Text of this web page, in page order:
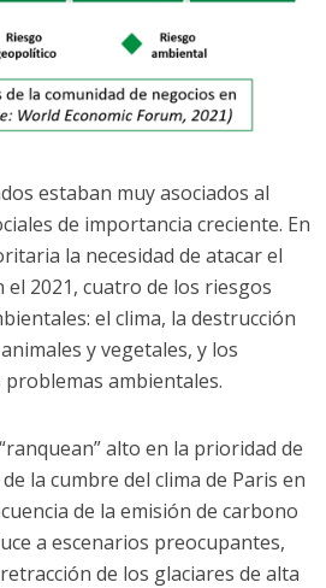
estaban muy asociados al
de importancia creciente. En
la necesidad de atacar el
2021, cuatro de los riesgos
el clima, la destrucción
y vegetales, y los
ambientales.
alto en la prioridad de
la cumbre del clima de Paris en
de la emisión de carbono
a escenarios preocupantes,
de los glaciares de alta